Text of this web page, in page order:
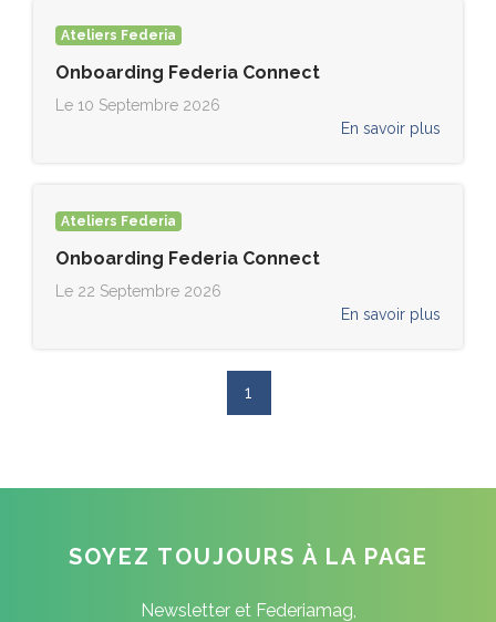
Ateliers Federia
Onboarding Federia Connect
Le 10 Septembre 2026
En savoir plus
Ateliers Federia
Onboarding Federia Connect
Le 22 Septembre 2026
En savoir plus
1
SOYEZ TOUJOURS À LA PAGE
Newsletter et Federiamag,